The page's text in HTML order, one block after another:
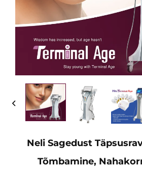
Neli Sagedust
Tõmbamine,